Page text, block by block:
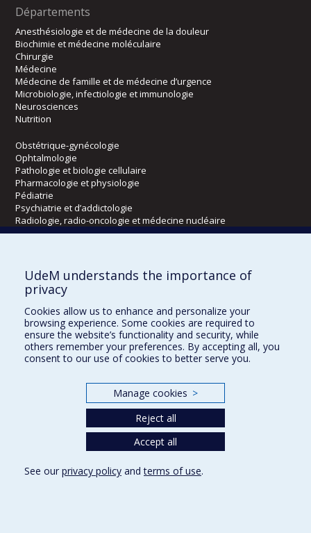
Départements
Anesthésiologie et de médecine de la douleur
Biochimie et médecine moléculaire
Chirurgie
Médecine
Médecine de famille et de médecine d’urgence
Microbiologie, infectiologie et immunologie
Neurosciences
Nutrition
Obstétrique-gynécologie
Ophtalmologie
Pathologie et biologie cellulaire
Pharmacologie et physiologie
Pédiatrie
Psychiatrie et d’addictologie
Radiologie, radio-oncologie et médecine nucléaire
Écoles
Kinésiologie et des sciences de l’activité physique
Orthophonie et audiologie
Réadaptation
Directions
DPC
UdeM understands the importance of
privacy
Cookies allow us to enhance and personalize your
browsing experience. Some cookies are required to
ensure the website’s functionality and security, while
others remember your preferences. By accepting all, you
consent to our use of cookies to better serve you.
Manage cookies >
Reject all
Accept all
See our privacy policy andterms of use.